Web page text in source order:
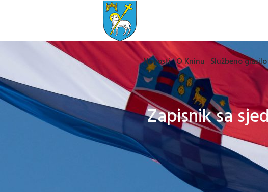
Novosti O Kninu Službeno glasilo
Zapisnik sa